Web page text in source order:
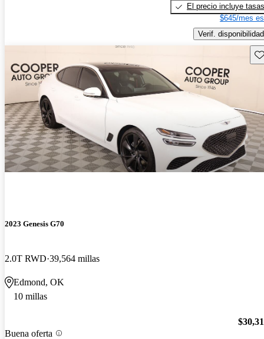
El precio incluye tasas
$645/mes
Verif. disponibilidad
2023 Genesis G70
2.0T RWD 39,564 millas
Edmond, OK
10 millas
Buena oferta